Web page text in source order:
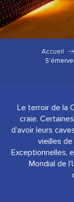
Accueil
Le terroir de la
craie.
d’avoir leurs
vieilles
Exceptionnelles,
Mondial de